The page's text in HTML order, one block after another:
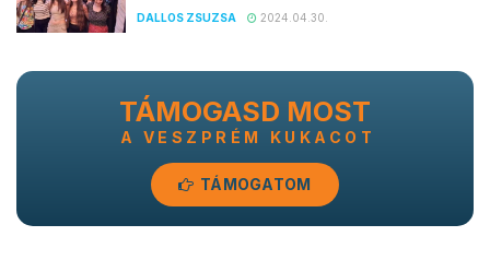
DALLOS ZSUZSA 2024.04.30.
TÁMOGASD MOST
A VESZPRÉM KUKACOT
TÁMOGATOM